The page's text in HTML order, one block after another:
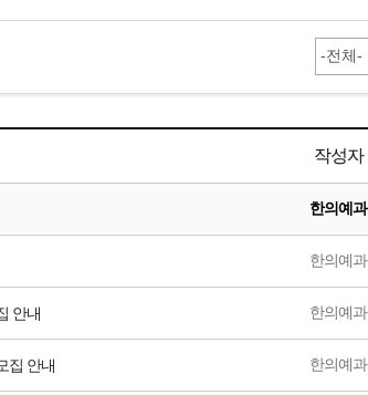
작성자
한의예과
한의예과
안내 한의예과
집 안내 한의예과